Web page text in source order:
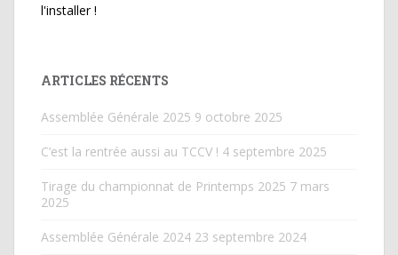
l'installer !
ARTICLES RÉCENTS
Assemblée Générale 2025 9 octobre 2025
C’est la rentrée aussi au TCCV ! 4 septembre 2025
Tirage du championnat de Printemps 2025 7 mars
2025
Assemblée Générale 2024 23 septembre 2024